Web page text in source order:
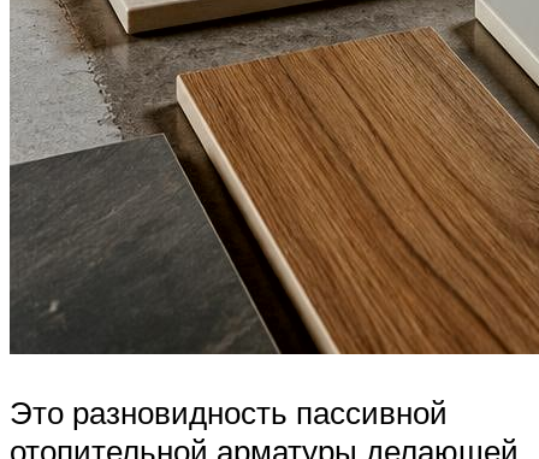
Это разновидность пассивной
отопительной арматуры делающей